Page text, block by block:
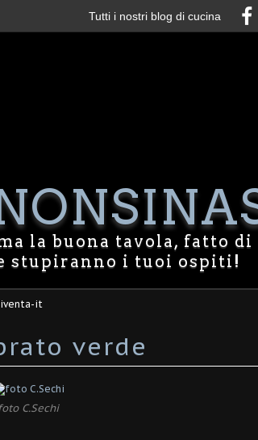
Tutti i nostri blog di cucina
la buona tavola, fatto
stupiranno i tuoi ospiti!
it
verde
C.Sechi